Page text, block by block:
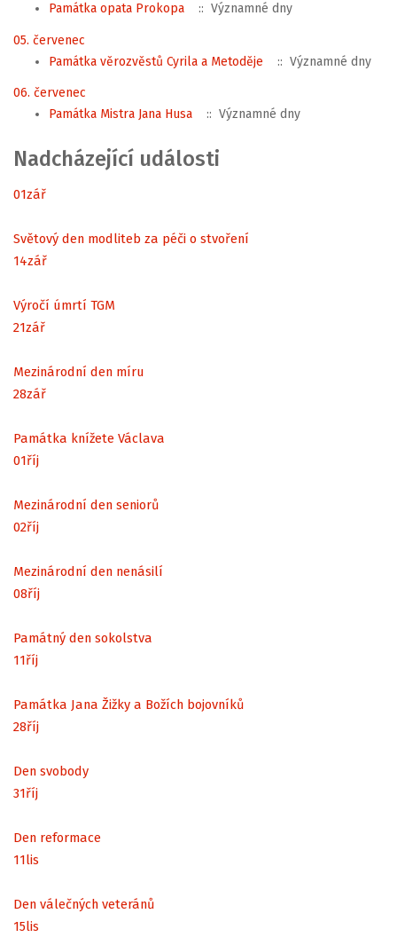
Památka opata Prokopa
:: Významné dny
05. červenec
Památka věrozvěstů Cyrila a Metoděje
:: Významné dny
06. červenec
Památka Mistra Jana Husa
:: Významné dny
Nadcházející události
01zář
Světový den modliteb za péči o stvoření
14zář
Výročí úmrtí TGM
21zář
Mezinárodní den míru
28zář
Památka knížete Václava
01říj
Mezinárodní den seniorů
02říj
Mezinárodní den nenásilí
08říj
Památný den sokolstva
11říj
Památka Jana Žižky a Božích bojovníků
28říj
Den svobody
31říj
Den reformace
11lis
Den válečných veteránů
15lis